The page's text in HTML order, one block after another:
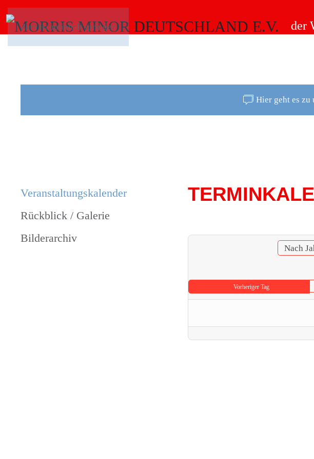
Zum Hauptinhalt springen der
Hier geht es
Nach
Vorheriger Tag
Veranstaltungs­kalender
Rückblick / Galerie
Bilderarchiv